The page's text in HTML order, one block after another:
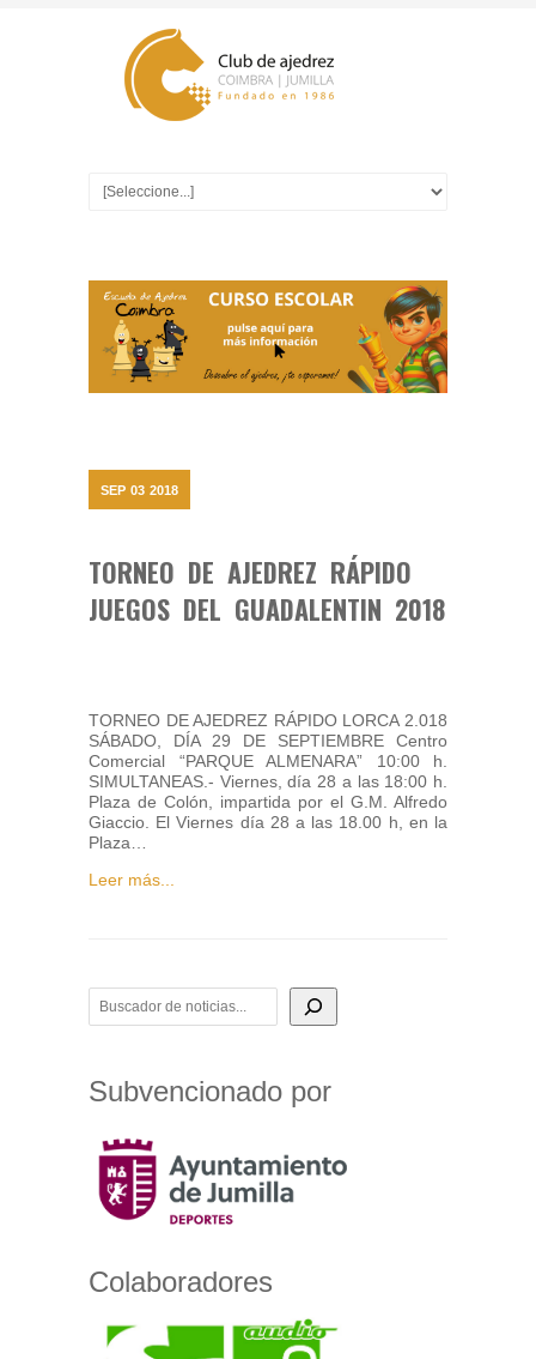
SEP 03 2018
TORNEO DE AJEDREZ RÁPIDO
JUEGOS DEL GUADALENTIN 2018
TORNEO DE AJEDREZ RÁPIDO LORCA 2.018
SÁBADO, DÍA 29 DE SEPTIEMBRE Centro
Comercial “PARQUE ALMENARA” 10:00 h.
SIMULTANEAS.- Viernes, día 28 a las 18:00 h.
Plaza de Colón, impartida por el G.M. Alfredo
Giaccio. El Viernes día 28 a las 18.00 h, en la
Plaza…
Leer más...
BUSCADOR DE NOTICIAS
Subvencionado por
Colaboradores